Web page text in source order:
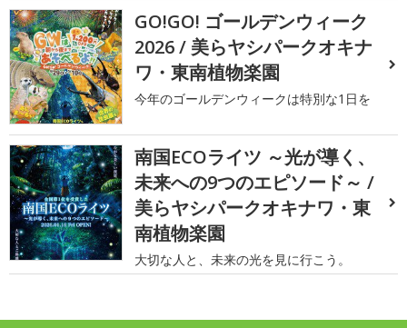
GO!GO! ゴールデンウィーク
2026 / 美らヤシパークオキナ
ワ・東南植物楽園
今年のゴールデンウィークは特別な1日を
南国ECOライツ ～光が導く、
未来への9つのエピソード～ /
美らヤシパークオキナワ・東
南植物楽園
大切な人と、未来の光を見に行こう。